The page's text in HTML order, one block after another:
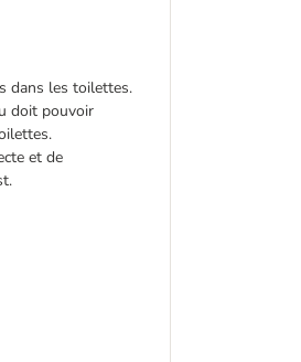
dans les toilettes.
doit pouvoir
et de